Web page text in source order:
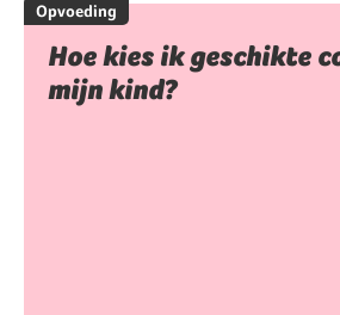
Opvoeding
Hoe kies ik geschikte
mijn kind?